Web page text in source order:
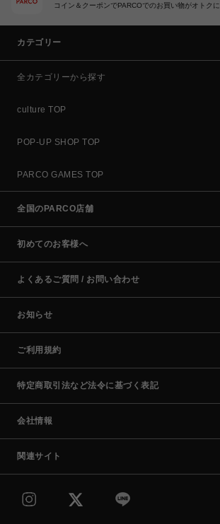
コイン＆クーポンでPARCOでのお買い物がオトクに
カテゴリー
全カテゴリーから探す
culture TOP
POP-UP SHOP TOP
PARCO GAMES TOP
全国のPARCO店舗
初めてのお客様へ
よくあるご質問 / お問い合わせ
お知らせ
ご利用規約
特定商取引法など法令に基づく表記
会社情報
関連サイト